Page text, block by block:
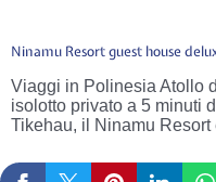
Ninamu Resort guest house
Viaggi in Polinesia Atollo
isolotto privato a 5 minuti
Tikehau, il Ninamu